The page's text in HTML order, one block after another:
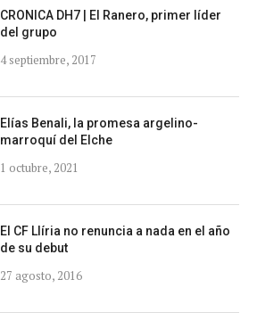
CRONICA DH7 | El Ranero, primer líder
del grupo
4 septiembre, 2017
Elías Benali, la promesa argelino-
marroquí del Elche
1 octubre, 2021
El CF Llíria no renuncia a nada en el año
de su debut
27 agosto, 2016